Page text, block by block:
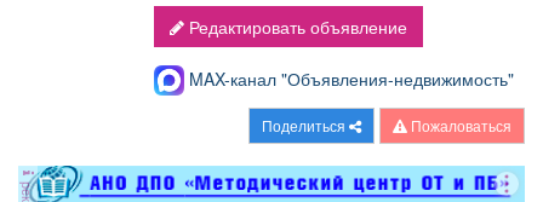
Редактировать объявление
MAX-канал "Объявления-недвижимость"
Поделиться Пожаловаться